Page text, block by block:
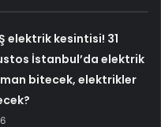
elektrik kesintisi! 31
İstanbul’da elektrik
bitecek, elektrikler